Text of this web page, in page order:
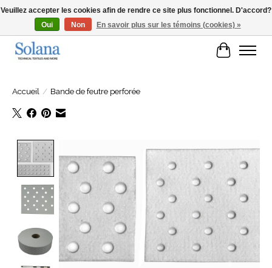
Site Web pour clients professionels
Panier
Accueil / Bande de feutre perforée
Veuillez accepter les cookies afin de rendre ce site plus fonctionnel. D'accord?
Oui
Non En savoir plus sur les témoins (cookies) »